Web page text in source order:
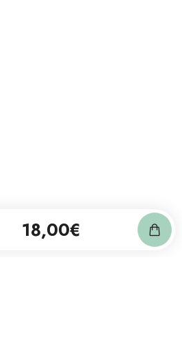
18,00€